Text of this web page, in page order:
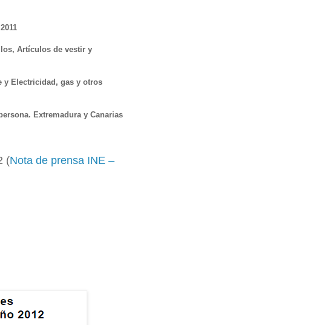
Artículos de vestir y
y Electricidad, gas y otros
Extremadura y Canarias
(Nota de prensa INE –